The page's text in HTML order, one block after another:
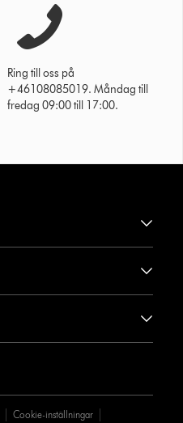
Ring till oss på
+46108085019. Måndag till
fredag 09:00 till 17:00.
Cookie-inställningar